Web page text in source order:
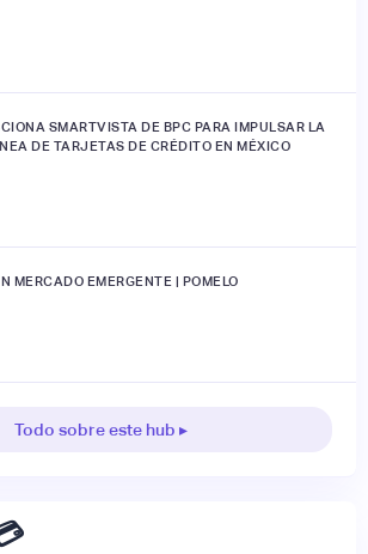
SMARTVISTA DE BPC PARA IMPULSAR LA
DE TARJETAS DE CRÉDITO EN MÉXICO
MERCADO EMERGENTE | POMELO
Todo sobre este hub ▸